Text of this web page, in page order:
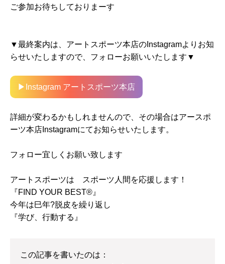
ご参加お待ちしておりまーす
▼最終案内は、アートスポーツ本店のInstagramよりお知
らせいたしますので、フォローお願いいたします▼
▶Instagram アートスポーツ本店
詳細が変わるかもしれませんので、その場合はアースポ
ーツ本店Instagramにてお知らせいたします。
フォロー宜しくお願い致します
アートスポーツは スポーツ人間を応援します！
『FIND YOUR BEST®』
今年は巳年?脱皮を繰り返し
『学び、行動する』
この記事を書いたのは：